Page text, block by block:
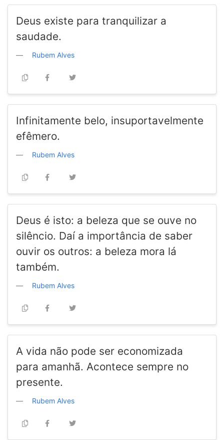
Deus existe para tranquilizar a
saudade.
Rubem Alves
Infinitamente belo, insuportavelmente
efêmero.
Rubem Alves
Deus é isto: a beleza que se ouve no
silêncio. Daí a importância de saber
ouvir os outros: a beleza mora lá
também.
Rubem Alves
A vida não pode ser economizada
para amanhã. Acontece sempre no
presente.
Rubem Alves